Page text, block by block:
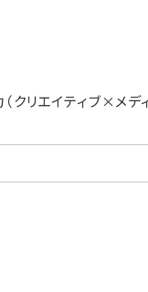
クリエイティブ×メディ